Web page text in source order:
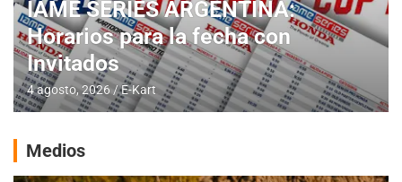
IAME SERIES ARGENTINA:
Horarios para la fecha con
Invitados
4 agosto, 2026 E-Kart
Medios